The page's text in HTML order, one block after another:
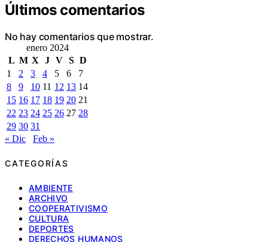
Últimos comentarios
No hay comentarios que mostrar.
enero 2024
L M X J V S D
1
2 3 4 5 6
7
8
9 10 11 12 13 14
15 16 17 18 19 20 21
22 23 24 25 26 27 28
29 30 31
« Dic
Feb »
CATEGORÍAS
AMBIENTE
ARCHIVO
COOPERATIVISMO
CULTURA
DEPORTES
DERECHOS HUMANOS